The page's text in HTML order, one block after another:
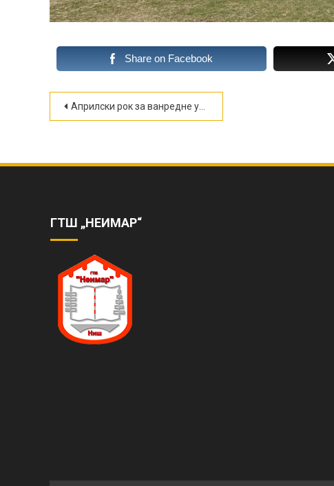
Share on Facebook
Кретање
Априлски рок за ванредне ученике
ГТШ „НЕИМАР“